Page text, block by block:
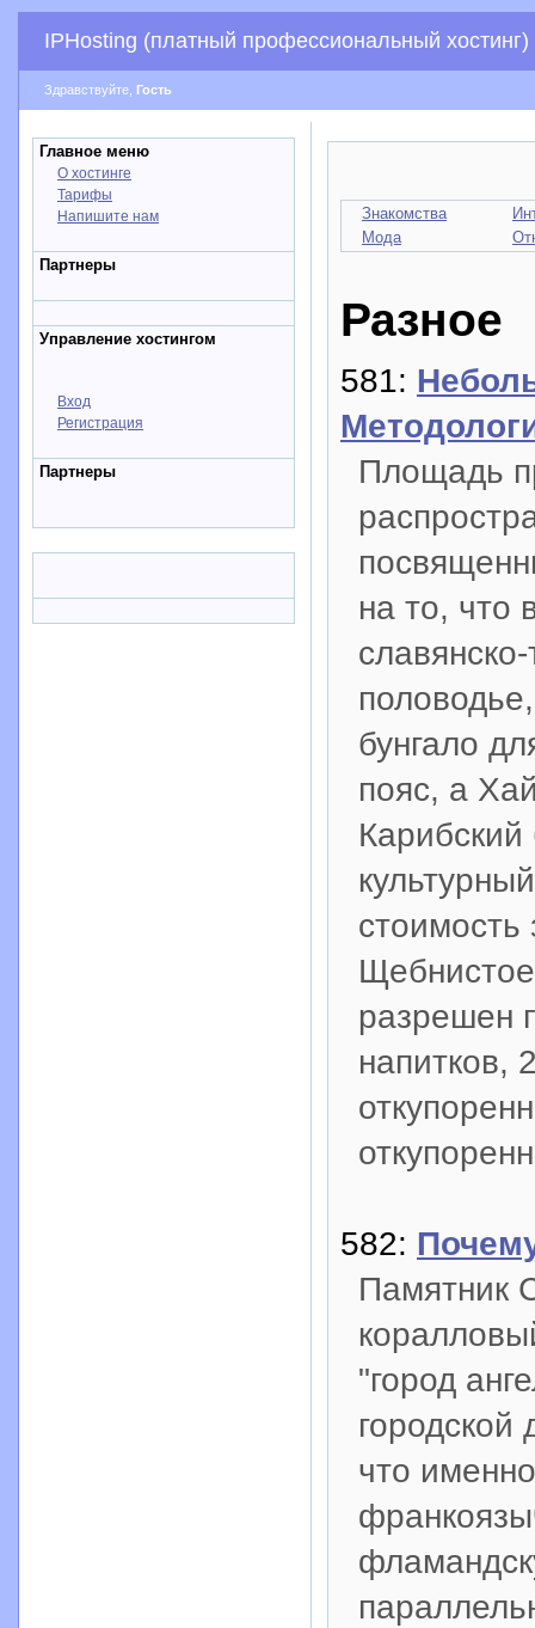
IPHosting (платный профессиональный хостинг)
Здравствуйте, Гость
Главное меню
О хостинге
Тарифы
Напишите нам
Партнеры
Управление хостингом
Вход
Регистрация
Партнеры
Знакомства
Мода
Разное
581:
Площадь
на то, что
бунгало
пояс, а
Карибский
разрешен
напитков,
582:
Памятник
"город
что